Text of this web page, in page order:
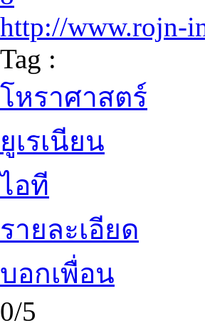
http://www.rojn-
Tag :
โหราศาสตร์
ยูเรเนียน
ไอที
รายละเอียด
บอกเพื่อน
0/5